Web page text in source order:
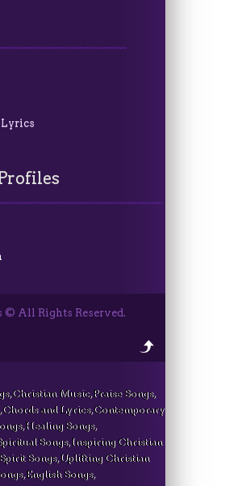
© All Rights Reserved.
Christian Music, Praise Songs,
and Lyrics, Contemporary
Healing Songs,
Songs, Inspiring Christian
Songs, Uplifting Christian
English Songs,